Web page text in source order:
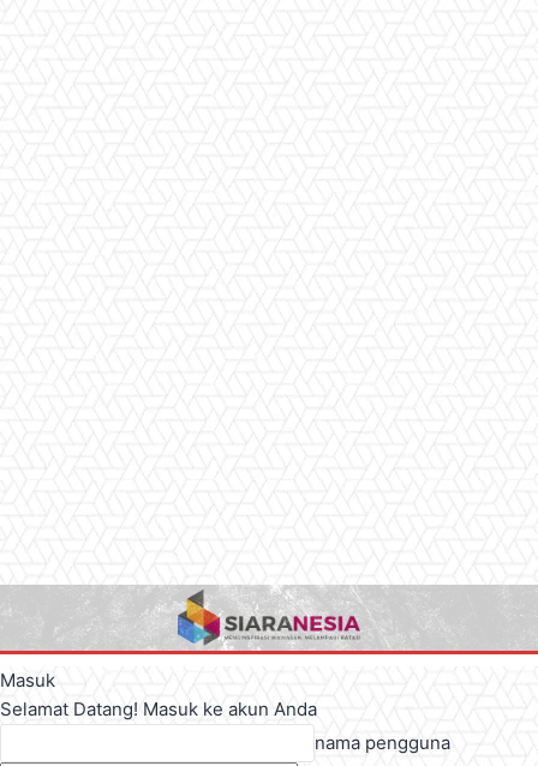
Masuk
Selamat Datang! Masuk ke akun Anda
nama pengguna